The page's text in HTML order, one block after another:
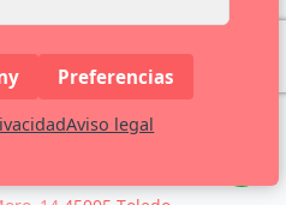
Preferencias
Aviso legal